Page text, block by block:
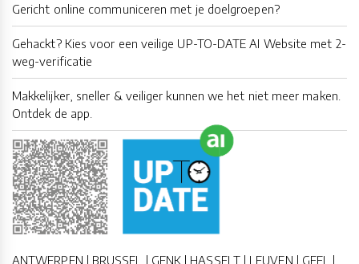
Gericht online communiceren met je doelgroepen?
Gehackt? Kies voor een veilige UP-TO-DATE AI Website met 2-
weg-verificatie
Makkelijker, sneller & veiliger kunnen we het niet meer maken.
Ontdek de app.
ANTWERPEN | BRUSSEL | GENK | HASSELT | LEUVEN | GEEL |